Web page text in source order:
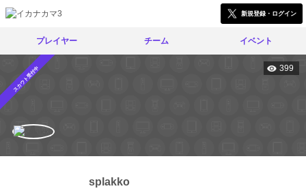
新規登録・ログイン
プレイヤー チーム イベント
スカウト受付中 399
splakko